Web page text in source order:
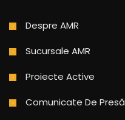
Despre AMR
Sucursale AMR
Proiecte Active
Comunicate De Presă